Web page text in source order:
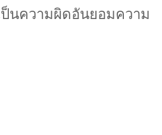
ป็นความผิดอันยอมความ